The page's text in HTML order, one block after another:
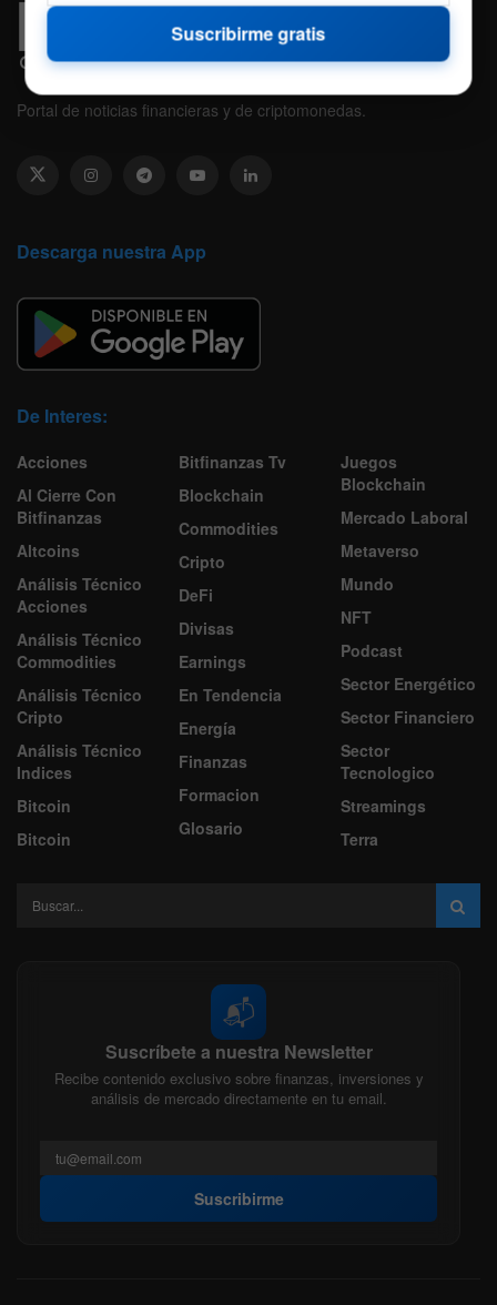
Portal de noticias financieras y de criptomonedas.
Descarga nuestra App
De Interes:
Acciones
Al Cierre Con
Bitfinanzas
Altcoins
Análisis Técnico
Acciones
Análisis Técnico
Commodities
Análisis Técnico
Cripto
Análisis Técnico
Indices
Bitcoin
Bitcoin
Bitfinanzas Tv
Blockchain
Commodities
Cripto
DeFi
Divisas
Earnings
En Tendencia
Energía
Finanzas
Formacion
Glosario
Juegos
Blockchain
Mercado Laboral
Metaverso
Mundo
NFT
Podcast
Sector Energético
Sector Financiero
Sector
Tecnologico
Streamings
Terra
📬
Suscríbete a nuestra Newsletter
Recibe contenido exclusivo sobre finanzas, inversiones y
análisis de mercado directamente en tu email.
Suscribirme
Suscribirme gratis